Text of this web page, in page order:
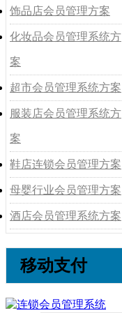
饰品店会员管理方案
化妆品会员管理系统方
案
超市会员管理系统方案
服装店会员管理系统方
案
鞋店连锁会员管理方案
母婴行业会员管理方案
酒店会员管理系统方案
移动支付